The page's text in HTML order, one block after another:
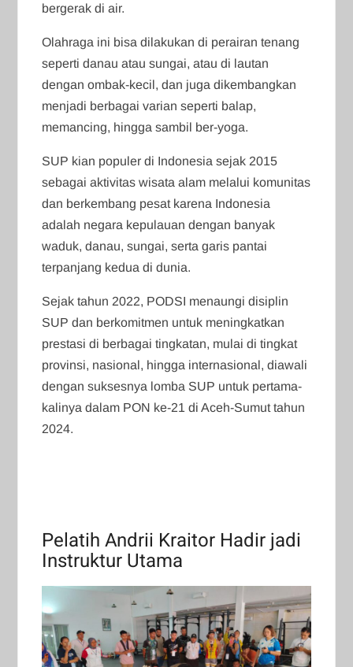
bergerak di air.
Olahraga ini bisa dilakukan di perairan tenang
seperti danau atau sungai, atau di lautan
dengan ombak-kecil, dan juga dikembangkan
menjadi berbagai varian seperti balap,
memancing, hingga sambil ber-yoga.
SUP kian populer di Indonesia sejak 2015
sebagai aktivitas wisata alam melalui komunitas
dan berkembang pesat karena Indonesia
adalah negara kepulauan dengan banyak
waduk, danau, sungai, serta garis pantai
terpanjang kedua di dunia.
Sejak tahun 2022, PODSI menaungi disiplin
SUP dan berkomitmen untuk meningkatkan
prestasi di berbagai tingkatan, mulai di tingkat
provinsi, nasional, hingga internasional, diawali
dengan suksesnya lomba SUP untuk pertama-
kalinya dalam PON ke-21 di Aceh-Sumut tahun
2024.
Pelatih Andrii Kraitor Hadir jadi
Instruktur Utama